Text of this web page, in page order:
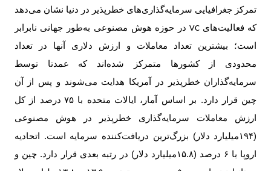
تمرکز جغرافیایی سرمایه‌گذاری‌های خطرپذیر در دنیا نشان می‌دهد
که فعالیت‌های VC
در حوزه هوش مصنوعی به‌طور جهانی نابرابر
است؛ بیشترین تعداد معاملات و ارزش دلاری آنها در تعداد
محدودی از کشورها متمرکز شده‌اند که عمدتا توسط
سرمایه‌گذاران خطرپذیر در آمریکا هدایت می‌شوند و پس از آن
چین قرار دارد. بر اساس آمار، ایالات متحده با۷۵ درصد از کل
ارزش معاملات سرمایه‌گذاری خطرپذیر در هوش مصنوعی
(۱۹۴‌میلیارد دلار) بزرگ‌ترین دریافت‌کننده سرمایه است. اتحادیه
اروپا با ۶ درصد (۱۵.۸‌میلیارد دلار) در رتبه بعدی قرار دارد. چین و